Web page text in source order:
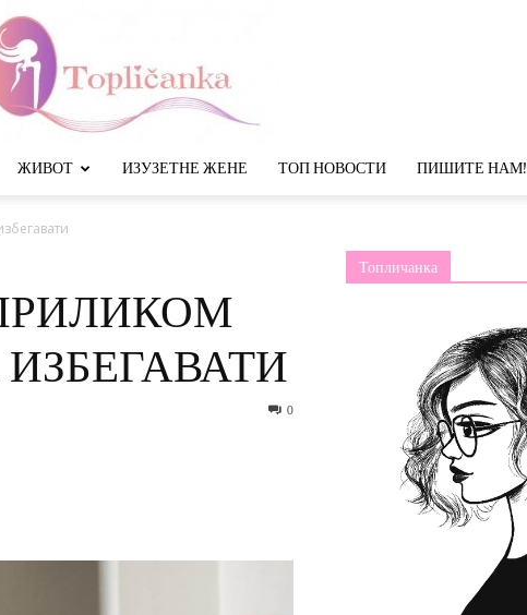
ЖИВОТ ИЗУЗЕТНЕ ЖЕНЕ ТОП НОВОСТИ ПИШИТЕ НАМ!
0
Топличанка